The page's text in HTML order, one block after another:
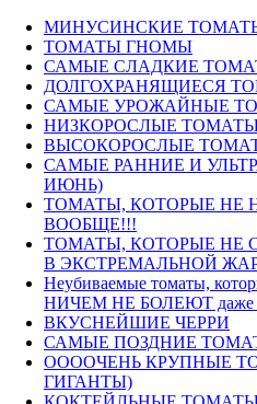
МИНУСИНСКИЕ
ТОМАТЫ ГНОМЫ
САМЫЕ СЛАДКИЕ
ДОЛГОХРАНЯЩИЕСЯ
САМЫЕ УРОЖАЙНЫЕ
НИЗКОРОСЛЫЕ
ВЫСОКОРОСЛЫЕ
САМЫЕ РАННИЕ И
ИЮНЬ)
ТОМАТЫ, КОТОРЫЕ НЕ
ВООБЩЕ!!!
ТОМАТЫ, КОТОРЫЕ НЕ
В ЭКСТРЕМАЛЬНОЙ
Неубиваемые томаты,
НИЧЕМ НЕ БОЛЕЮТ даже в
ВКУСНЕЙШИЕ ЧЕРРИ
САМЫЕ ПОЗДНИЕ
ООООЧЕНЬ КРУПНЫЕ
ГИГАНТЫ)